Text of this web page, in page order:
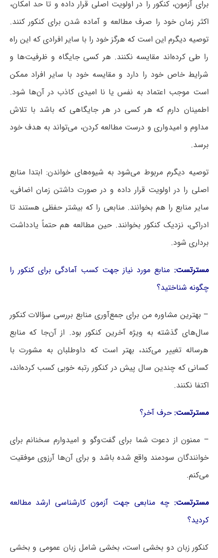
برای آزمون، کنکور را در اولویت اصلی قرار داده و تا حد امکان،
اکثر زمان خود را صرف مطالعه و آماده شدن برای کنکور کنند.
توصیه‌ دیگرم این است که هرگز خود را با سایر افرادی که این راه
را طی کرده‌اند مقایسه نکنند. هر کسی جایگاه و ظرفیت‌ها و
شرایط خاص خود را دارد و مقایسه خود با سایر افراد ممکن
است موجب اعتماد به نفس یا نا امیدی کاذب در آن‌ها شود.
اطمینان دارم که هر کسی در هر جایگاهی که باشد با تلاش
مداوم و امیدواری و درست مطالعه کردن، می‌تواند به هدف خود
برسد.
توصیه‌ دیگرم مربوط می‌شود به شیوه‌های خواندن: ابتدا منابع
اصلی را در اولویت قرار داده و در صورت داشتن زمان اضافی،
سایر منابع را هم بخوانند. منابعی را که بیشتر حفظی هستند تا
ادراکی، نزدیک کنکور بخوانند. حین مطالعه هم حتماً یادداشت
برداری شود.
مسترتست: منابع مورد نیاز جهت کسب آمادگی برای کنکور را
چگونه شناختید؟
– بهترین مشاوره‌ من برای جمع‌آوری منابع بررسی سؤالات کنکور
سال‌های گذشته به ویژه آخرین کنکور بود. از آن‌جا که منابع
هرساله تغییر می‌کند، بهتر است که داوطلبان به مشورت با
کسانی که چندین سال پیش در کنکور رتبه‌ خوبی کسب کرده‌اند،
اکتفا نکنند.
مسترتست: حرف آخر؟
– ممنون از دعوت شما برای گفت‌وگو و امیدوارم سخنانم برای
خوانندگان سودمند واقع شده باشد و برای‌ آن‌ها آرزوی موفقیت
می‌کنم.
مسترتست: چه منابعی جهت آزمون کارشناسی ارشد مطالعه
کردید؟
کنکور زبان دو بخشی است، بخشی شامل زبان عمومی و بخشی